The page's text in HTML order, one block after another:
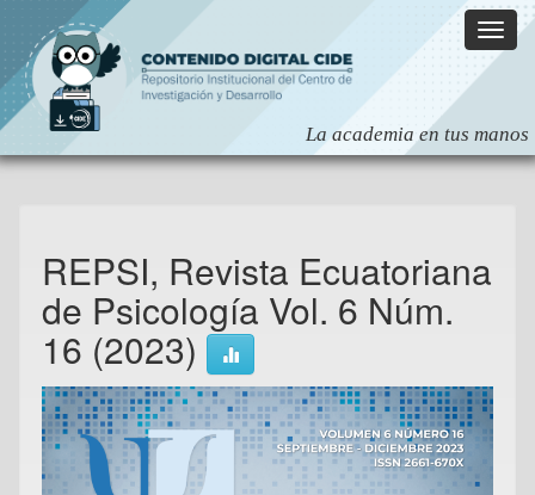
navigation
REPSI, Revista Ecuatoriana
de Psicología Vol. 6 Núm.
16 (2023)